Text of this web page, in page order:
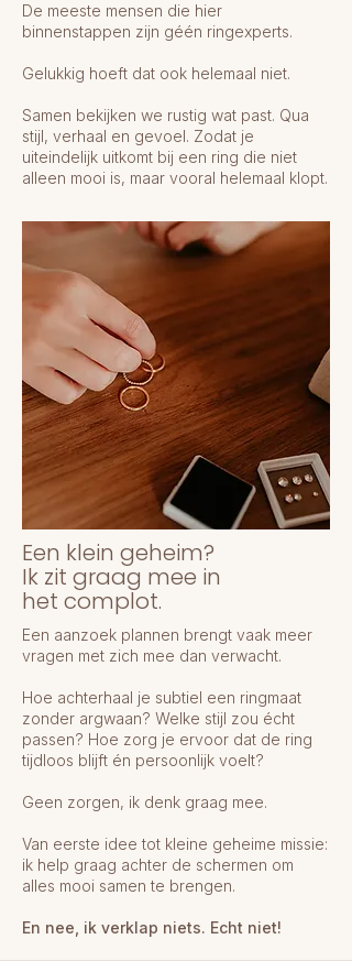
De meeste mensen die hier
binnenstappen zijn géén ringexperts.
Gelukkig hoeft dat ook helemaal niet.
Samen bekijken we rustig wat past. Qua
stijl, verhaal en gevoel. Zodat je
uiteindelijk uitkomt bij een ring die niet
alleen mooi is, maar vooral helemaal klopt.
Een klein geheim?
Ik zit graag mee in
het complot.
Een aanzoek plannen brengt vaak meer
vragen met zich mee dan verwacht.
Hoe achterhaal je subtiel een ringmaat
zonder argwaan? Welke stijl zou écht
passen? Hoe zorg je ervoor dat de ring
tijdloos blijft én persoonlijk voelt?
Geen zorgen, ik denk graag mee.
Van eerste idee tot kleine geheime missie:
ik help graag achter de schermen om
alles mooi samen te brengen.
En nee, ik verklap niets. Echt niet!